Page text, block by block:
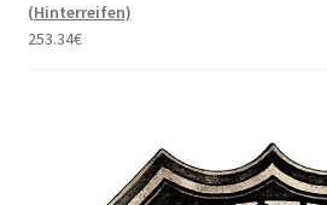
(Hinterreifen)
253.34€